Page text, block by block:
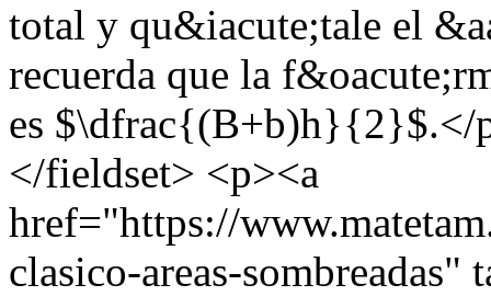
total y qu&iacute;tale el
recuerda que la
es
</fieldset> <p><a
href="https://
clasico-areas-